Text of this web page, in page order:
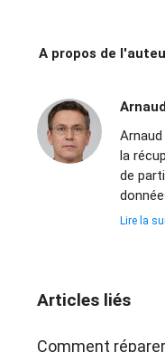
A propos de
la
de
Lire la
Articles liés
Comment